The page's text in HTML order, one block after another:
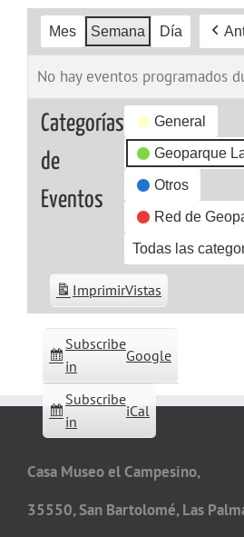
Mes Semana Día
No hay eventos programados
Categorías
de
Eventos
General
Geoparque
Otros
Red de
Todas las
Subscribe
in
Google
Subscribe
in
iCal
ImprimirVistas
Casa Museo el Campesino,
35550, San Bartolomé, Las